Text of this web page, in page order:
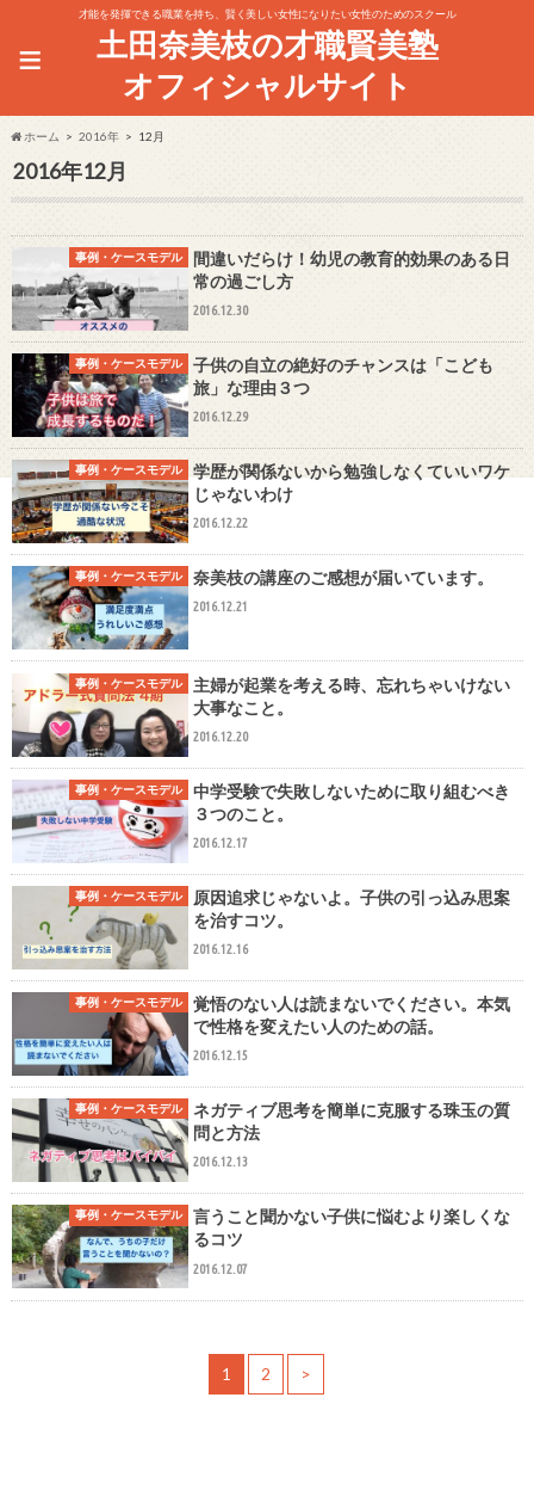
才能を発揮できる職業を持ち、賢く美しい女性になりたい女性のためのスクール
土田奈美枝の才職賢美塾
オフィシャルサイト
≡
ホーム 2016年 12月
2016年12月
事例・ケースモデル
間違いだらけ！幼児の教育的効果のある日
常の過ごし方
2016.12.30
事例・ケースモデル
子供の自立の絶好のチャンスは「こども
旅」な理由３つ
2016.12.29
事例・ケースモデル
学歴が関係ないから勉強しなくていいワケ
じゃないわけ
2016.12.22
事例・ケースモデル 奈美枝の講座のご感想が届いています。
2016.12.21
事例・ケースモデル
主婦が起業を考える時、忘れちゃいけない
大事なこと。
2016.12.20
事例・ケースモデル
中学受験で失敗しないために取り組むべき
３つのこと。
2016.12.17
事例・ケースモデル
原因追求じゃないよ。子供の引っ込み思案
を治すコツ。
2016.12.16
事例・ケースモデル
覚悟のない人は読まないでください。本気
で性格を変えたい人のための話。
2016.12.15
事例・ケースモデル
ネガティブ思考を簡単に克服する珠玉の質
問と方法
2016.12.13
事例・ケースモデル
言うこと聞かない子供に悩むより楽しくな
るコツ
2016.12.07
1 2 >